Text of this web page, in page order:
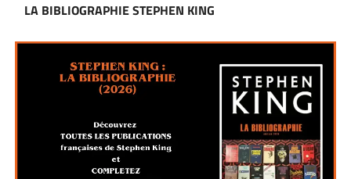
LA BIBLIOGRAPHIE STEPHEN KING